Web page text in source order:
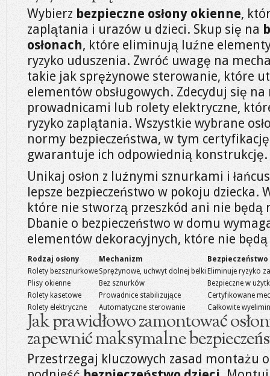
Wybierz bezpieczne osłony okienne,
zaplątania i urazów u dzieci. Skup się na
osłonach, które eliminują luźne
ryzyko uduszenia. Zwróć uwagę na
takie jak sprężynowe sterowanie, które
elementów obsługowych. Zdecyduj się na
prowadnicami lub rolety elektryczne,
ryzyko zaplątania. Wszystkie wybrane
normy bezpieczeństwa, w tym
gwarantuje ich odpowiednią konstrukcję.
Unikaj osłon z luźnymi sznurkami i
lepsze bezpieczeństwo w pokoju dziecka.
które nie stworzą przeszkód ani nie będą
Dbanie o bezpieczeństwo w domu
elementów dekoracyjnych, które nie
Rodzaj osłony Mechanizm
Bezpieczeństwo
Rolety bezsznurkowe Sprężynowe, uchwyt dolnej belki Eliminuje ryzyko
Plisy okienne
Bez sznurków
Bezpieczne w
Rolety kasetowe
Prowadnice stabilizujące
Certyfikowane
Rolety elektryczne
Automatyczne sterowanie Całkowite
Jak prawidłowo zamontować
zapewnić maksymalne
Przestrzegaj kluczowych zasad montażu